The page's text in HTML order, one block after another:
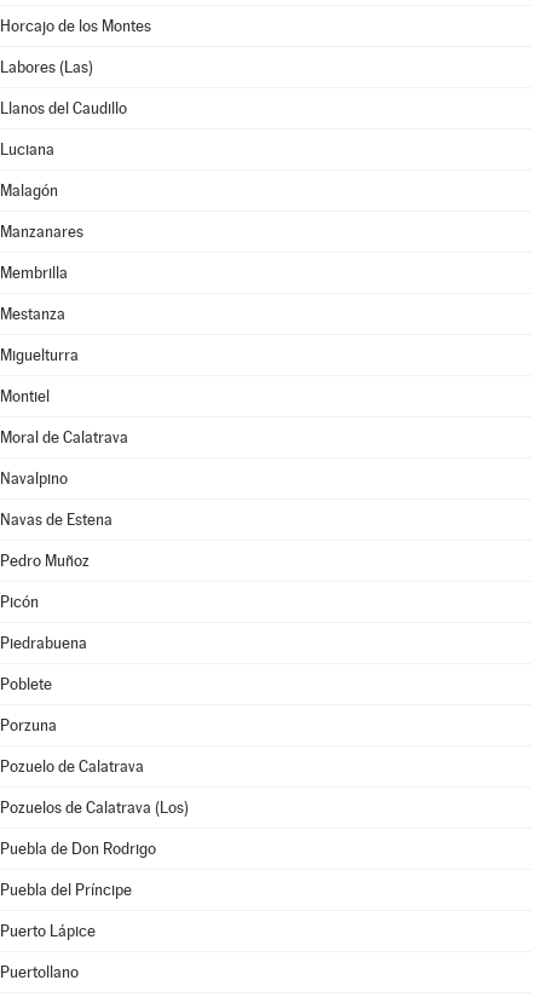
Horcajo de los Montes
Labores (Las)
Llanos del Caudillo
Luciana
Malagón
Manzanares
Membrilla
Mestanza
Miguelturra
Montiel
Moral de Calatrava
Navalpino
Navas de Estena
Pedro Muñoz
Picón
Piedrabuena
Poblete
Porzuna
Pozuelo de Calatrava
Pozuelos de Calatrava (Los)
Puebla de Don Rodrigo
Puebla del Príncipe
Puerto Lápice
Puertollano